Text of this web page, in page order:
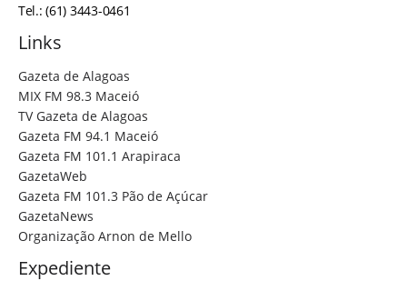
Tel.: (61) 3443-0461
Links
Gazeta de Alagoas
MIX FM 98.3 Maceió
TV Gazeta de Alagoas
Gazeta FM 94.1 Maceió
Gazeta FM 101.1 Arapiraca
GazetaWeb
Gazeta FM 101.3 Pão de Açúcar
GazetaNews
Organização Arnon de Mello
Expediente